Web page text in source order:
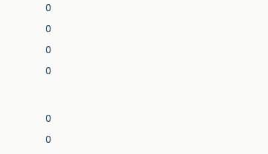
0
0
0
0
0
0